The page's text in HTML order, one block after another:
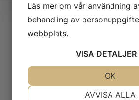
Våra
Läs mer om vår användning
behandling av
webbplats.
VISA DETALJER
AVVISA ALLA
OK